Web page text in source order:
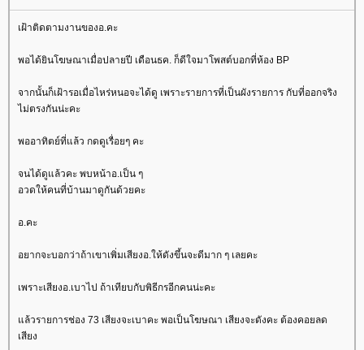
เฝ้าติดตามงานของอ.คะ
พอได้ยินโฆษณาเมื่อปลายปี เดือนธค. ก็ดีใจมาโพสต์บอกที่ห้อง BP
จากนั้นก็เฝ้ารอเมื่อไหร่หนอจะได้ดู เพราะรายการที่เป็นผังรายการ กับที่ออกจริง
ไม่ตรงกันน่ะคะ
พออาทิตย์ที่แล้ว กดดูเรื่อยๆ คะ
จนได้ดูแล้วคะ พบหน้าอ.เป็น ๆ
อวดให้คนที่บ้านมาดูกันด้วยคะ
อ.คะ
อยากจะบอกว่าถ้าเขาเพิ่มเสียงอ.ให้ดังขึ้นจะดีมาก ๆ เลยคะ
เพราะเสียงอ.เบาไป ถ้าเทียบกับพิธีกรอีกคนน่ะคะ
ล้วรายการช่อง 73 เสียงจะเบาคะ พอเป็นโฆษณา เสียงจะดังคะ ต้องคอยลด
เสียง